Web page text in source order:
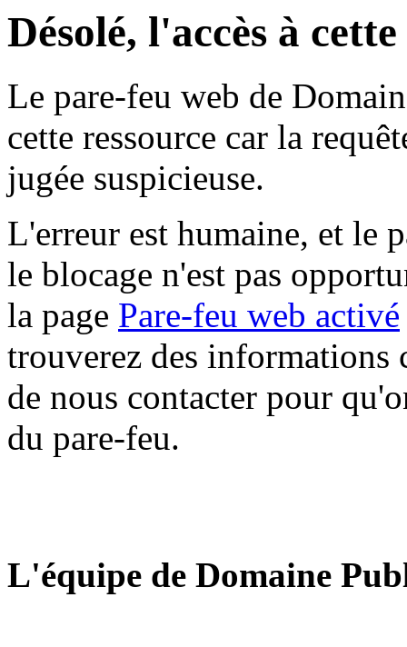
Désolé, l'accès à
Le pare-feu web de
cette ressource car la
jugée suspicieuse.
L'erreur est humaine, et le
le blocage n'est pas
la page Pare-feu web activé
trouverez des informations
de nous contacter pour
du pare-feu.
L'équipe de Domaine